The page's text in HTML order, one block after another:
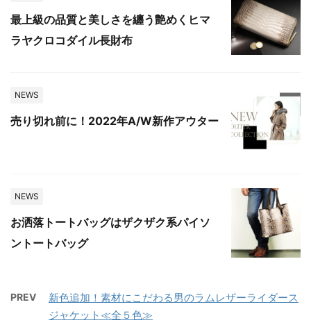
最上級の品質と美しさを纏う艶めくヒマ
ラヤクロコダイル長財布
NEWS
売り切れ前に！2022年A/W新作アウター
NEWS
お洒落トートバッグはザクザク系パイソ
ントートバッグ
PREV
新色追加！素材にこだわる男のラムレザーライダース
ジャケット≪全５色≫